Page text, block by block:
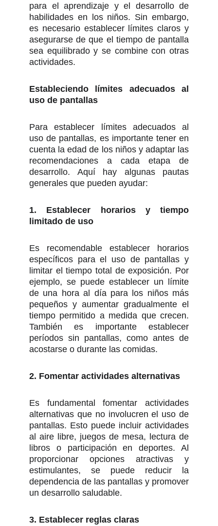
para el aprendizaje y el desarrollo de
habilidades en los niños. Sin embargo,
es necesario establecer límites claros y
asegurarse de que el tiempo de pantalla
sea equilibrado y se combine con otras
actividades.
Estableciendo límites adecuados al
uso de pantallas
Para establecer límites adecuados al
uso de pantallas, es importante tener en
cuenta la edad de los niños y adaptar las
recomendaciones a cada etapa de
desarrollo. Aquí hay algunas pautas
generales que pueden ayudar:
1. Establecer horarios y tiempo
limitado de uso
Es recomendable establecer horarios
específicos para el uso de pantallas y
limitar el tiempo total de exposición. Por
ejemplo, se puede establecer un límite
de una hora al día para los niños más
pequeños y aumentar gradualmente el
tiempo permitido a medida que crecen.
También es importante establecer
períodos sin pantallas, como antes de
acostarse o durante las comidas.
2. Fomentar actividades alternativas
Es fundamental fomentar actividades
alternativas que no involucren el uso de
pantallas. Esto puede incluir actividades
al aire libre, juegos de mesa, lectura de
libros o participación en deportes. Al
proporcionar opciones atractivas y
estimulantes, se puede reducir la
dependencia de las pantallas y promover
un desarrollo saludable.
3. Establecer reglas claras